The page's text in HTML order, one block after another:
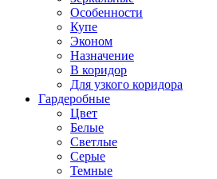
Особенности
Купе
Эконом
Назначение
В коридор
Для узкого коридора
Гардеробные
Цвет
Белые
Светлые
Серые
Темные